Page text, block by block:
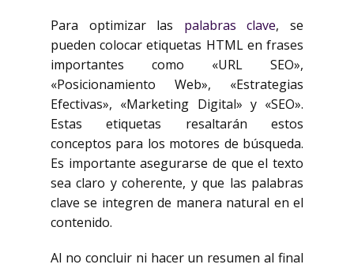
Para optimizar las palabras clave, se
pueden colocar etiquetas HTML en frases
importantes como «URL SEO»,
«Posicionamiento Web», «Estrategias
Efectivas», «Marketing Digital» y «SEO».
Estas etiquetas resaltarán estos
conceptos para los motores de búsqueda.
Es importante asegurarse de que el texto
sea claro y coherente, y que las palabras
clave se integren de manera natural en el
contenido.
Al no concluir ni hacer un resumen al final